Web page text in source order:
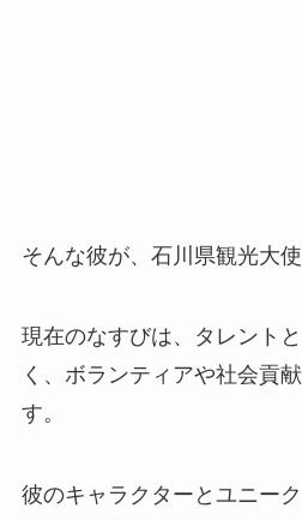
そんな彼が、石川県観光大
現在のなすびは、タレント
く、ボランティアや社会貢
す。
彼のキャラクターとユニー